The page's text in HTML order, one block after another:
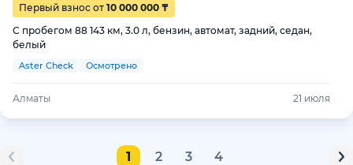
Первый взнос от 10 000 000 ₸
С пробегом 88 143 км, 3.0 л, бензин, автомат, задний, седан,
белый
Aster Check Осмотрено
Алматы 21 июля
1 2 3 4